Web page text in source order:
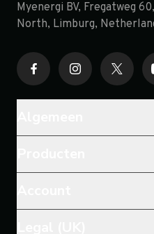
Myenergi BV, Fregatweg
North, Limburg,